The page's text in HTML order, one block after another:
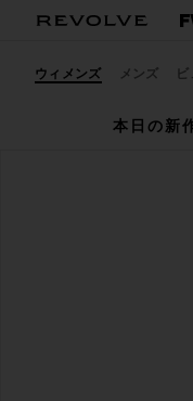
ウィメンズ メンズ
本日の新
お気に入り